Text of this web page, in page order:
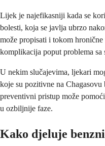
Lijek je najefikasniji kada se
bolesti, koja se javlja ubrzo
može propisati i tokom
komplikacija poput problema sa
U nekim slučajevima, ljekari
koje su pozitivne na
preventivni pristup može
u ozbiljnije faze.
Kako djeluje